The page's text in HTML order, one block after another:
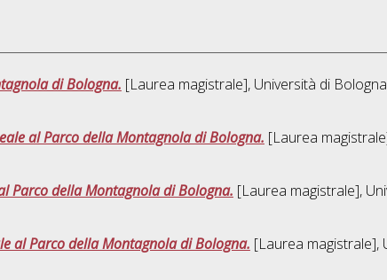
di Bologna. [Laurea magistrale], Università di
al Parco della Montagnola di Bologna. [Laurea
Parco della Montagnola di Bologna. [Laurea magistrale],
al Parco della Montagnola di Bologna. [Laurea magistrale],